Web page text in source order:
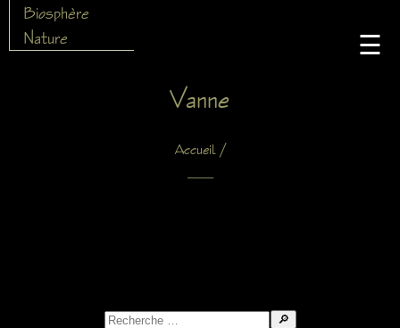
Biosphère
Nature
☰
Vanne
Accueil/
X
Search